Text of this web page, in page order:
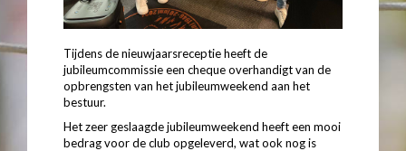
Tijdens de nieuwjaarsreceptie heeft de
jubileumcommissie een cheque overhandigt van de
opbrengsten van het jubileumweekend aan het
bestuur.
Het zeer geslaagde jubileumweekend heeft een mooi
bedrag voor de club opgeleverd, wat ook nog is